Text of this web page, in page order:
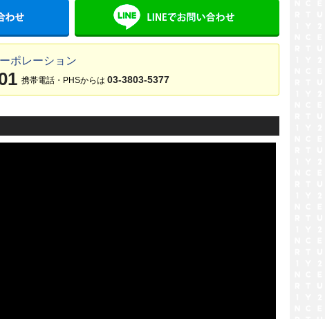
メールでお問い合わせ
ポレーション
携帯電話・PHSからは 03-3803-5377